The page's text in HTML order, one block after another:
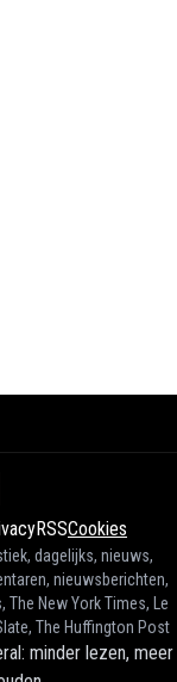
RSSCookies
dagelijks, nieuws,
nieuwsberichten,
New York Times, Le
The Huffington Post
minder lezen, meer